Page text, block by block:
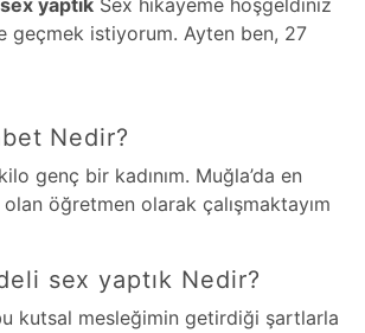
yaptık Sex hikayeme hoşgeldiniz
geçmek istiyorum. Ayten ben, 27
Nedir?
genç bir kadınım. Muğla’da en
öğretmen olarak çalışmaktayım
sex yaptık Nedir?
kutsal mesleğimin getirdiği şartlarla